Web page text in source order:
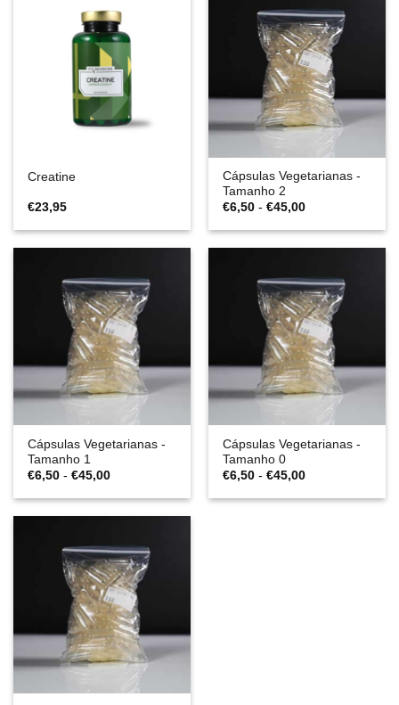
Creatine
€23,95
Cápsulas Vegetarianas -
Tamanho 2
€6,50 - €45,00Gama
preços:
Cápsulas Vegetarianas -
Tamanho 1
€6,50 - €45,00Gama
preços:
Cápsulas Vegetarianas -
Tamanho 0
€6,50 - €45,00Gama
preços: